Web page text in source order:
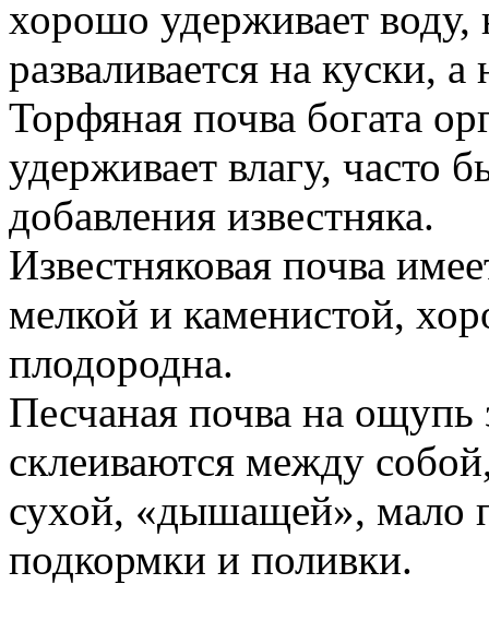
хорошо удерживает
разваливается на куски,
Торфяная почва богата
удерживает влагу, часто
добавления известняка.
Известняковая почва
мелкой и каменистой,
плодородна.
Песчаная почва на ощупь
склеиваются между
сухой, «дышащей», мало
подкормки и поливки.